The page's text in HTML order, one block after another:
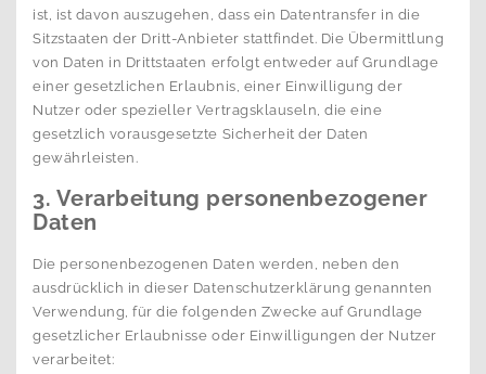
ist, ist davon auszugehen, dass ein Datentransfer in die
Sitzstaaten der Dritt-Anbieter stattfindet. Die Übermittlung
von Daten in Drittstaaten erfolgt entweder auf Grundlage
einer gesetzlichen Erlaubnis, einer Einwilligung der
Nutzer oder spezieller Vertragsklauseln, die eine
gesetzlich vorausgesetzte Sicherheit der Daten
gewährleisten.
3. Verarbeitung personenbezogener
Daten
Die personenbezogenen Daten werden, neben den
ausdrücklich in dieser Datenschutzerklärung genannten
Verwendung, für die folgenden Zwecke auf Grundlage
gesetzlicher Erlaubnisse oder Einwilligungen der Nutzer
verarbeitet: